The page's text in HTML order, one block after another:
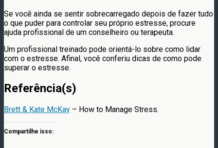
Se você ainda se sentir sobrecarregado depois de fazer tudo
o que puder para controlar seu próprio estresse, procure
ajuda profissional de um conselheiro ou terapeuta.
Um profissional treinado pode orientá-lo sobre como lidar
com o estresse. Afinal, você conferiu dicas de como pode
superar o estresse.
Referência(s)
Brett & Kate McKay – How to Manage Stress.
Compartilhe isso: